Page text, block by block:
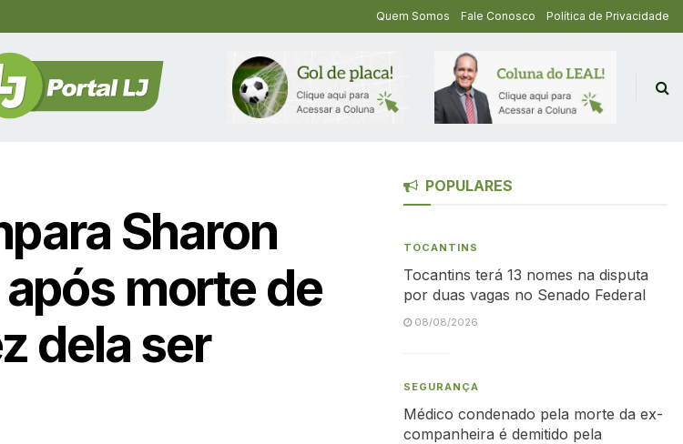
Quem Somos Fale Conosco Política de Privacidade
Sharon
morte de
dela ser
POPULARES
TOCANTINS
Tocantins terá 13 nomes na disputa
por duas vagas no Senado Federal
08/08/2026
SEGURANÇA
Médico condenado pela morte da ex-
companheira é demitido pela